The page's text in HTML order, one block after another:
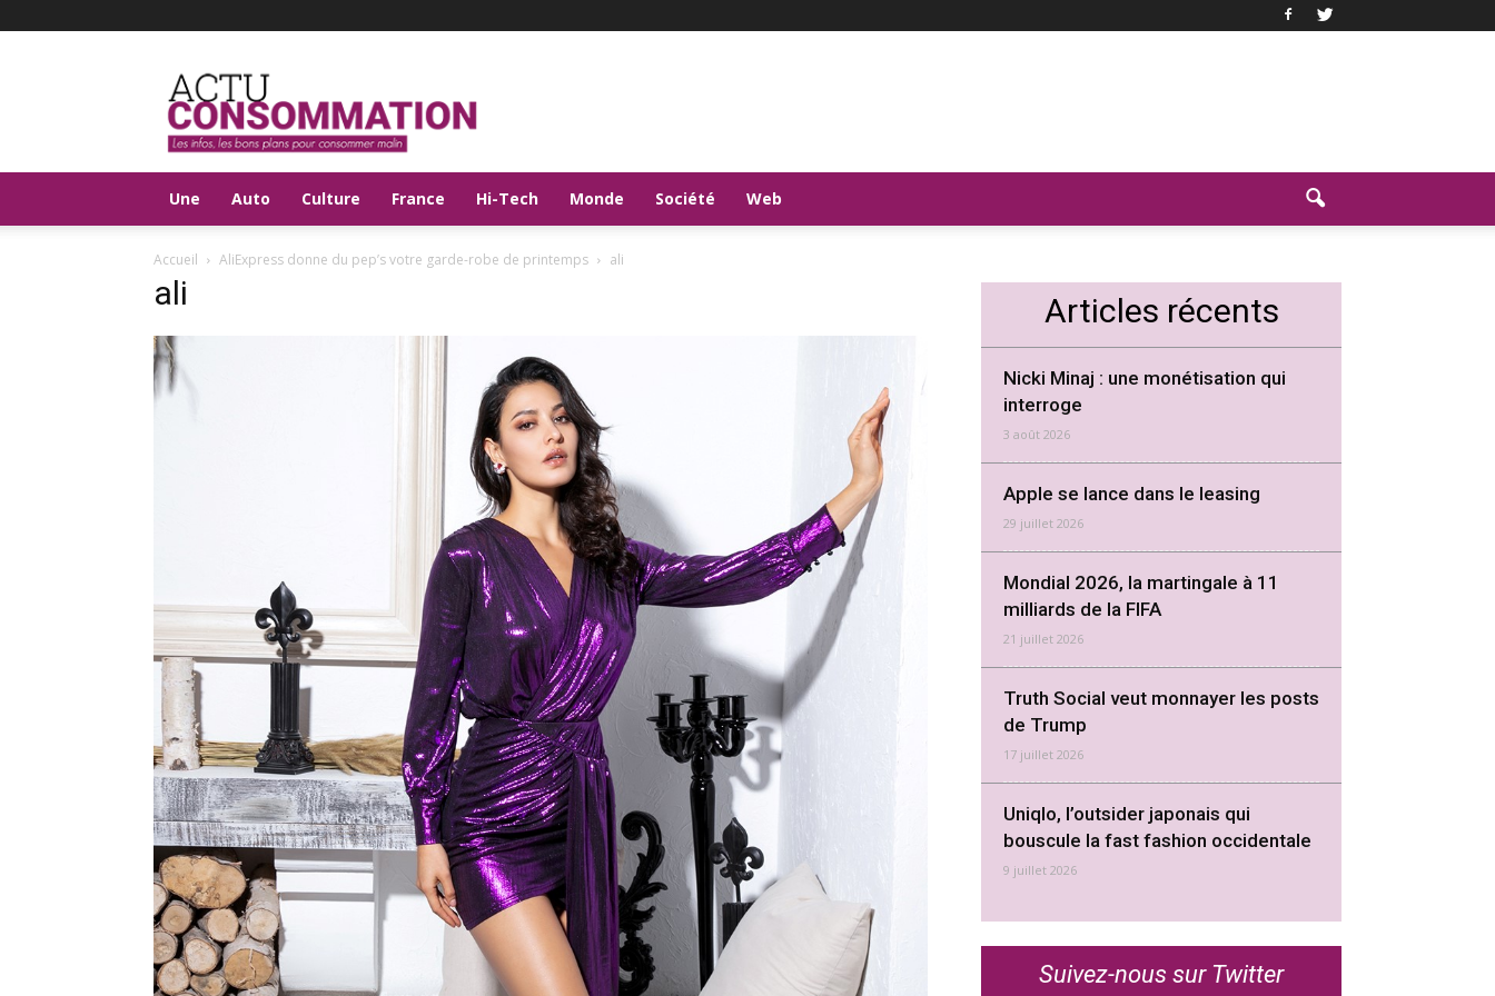
Actu
Consommation
Une Auto Culture France Hi-Tech Monde Société Web
Accueil AliExpress donne du pep’s votre garde-robe de printemps ali
ali Articles récents
Nicki Minaj : une monétisation qui
interroge
3 août 2026
Apple se lance dans le leasing
29 juillet 2026
Mondial 2026, la martingale à 11
milliards de la FIFA
21 juillet 2026
Truth Social veut monnayer les posts
de Trump
17 juillet 2026
Uniqlo, l’outsider japonais qui
bouscule la fast fashion occidentale
9 juillet 2026
Suivez-nous sur Twitter